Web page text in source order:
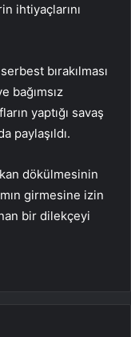
ihtiyaçlarını
bırakılması
bağımsız
yaptığı savaş
paylaşıldı.
dökülmesinin
girmesine izin
bir dilekçeyi